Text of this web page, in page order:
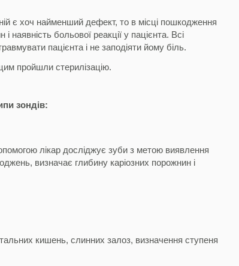
є хоч найменший дефект, то в місці пошкодження
наявність больової реакції у пацієнта. Всі
пацієнта і не заподіяти йому біль.
пройшли стерилізацію.
зондів:
лікар досліджує зуби з метою виявлення
визначає глибину каріозних порожнин і
кишень, слинних залоз, визначення ступеня